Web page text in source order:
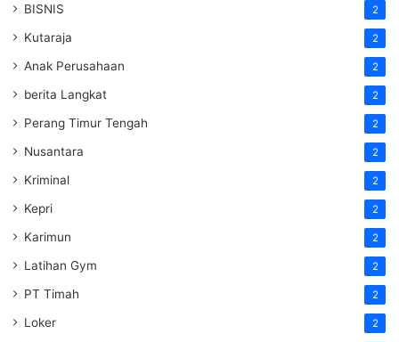
BISNIS 2
Kutaraja 2
Anak Perusahaan 2
berita Langkat 2
Perang Timur Tengah 2
Nusantara 2
Kriminal 2
Kepri 2
Karimun 2
Latihan Gym 2
PT Timah 2
Loker 2